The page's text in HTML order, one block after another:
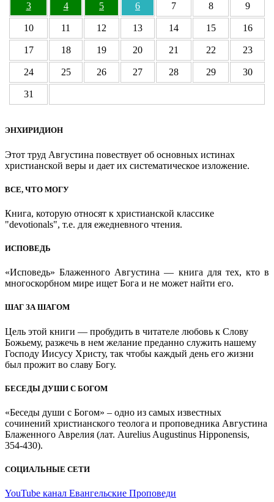
3 4 5 6 7 8 9
10 11 12 13 14 15 16
17 18 19 20 21 22 23
24 25 26 27 28 29 30
31
ЭНХИРИДИОН
Этот труд Августина повествует об основных истинах
христианской веры и дает их систематическое изложение.
ВСЕ, ЧТО МОГУ
Книга, которую относят к христианской классике
"devotionals", т.е. для ежедневного чтения.
ИСПОВЕДЬ
«Исповедь» Блаженного Августина — книга для тех, кто в
многоскорбном мире ищет Бога и не может найти его.
ШАГ ЗА ШАГОМ
Цель этой книги — пробудить в читателе любовь к Слову
Божьему, разжечь в нем желание преданно служить нашему
Господу Иисусу Христу, так чтобы каждый день его жизни
был прожит во славу Богу.
БЕСЕДЫ ДУШИ С БОГОМ
«Беседы души с Богом» – одно из самых известных
сочинений христианского теолога и проповедника Августина
Блаженного Аврелия (лат. Aurelius Augustinus Hipponensis,
354-430).
СОЦИАЛЬНЫЕ СЕТИ
YouTube канал Евангельские Проповеди